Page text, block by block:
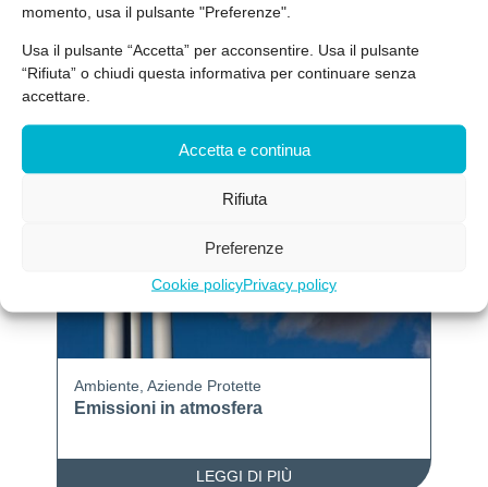
momento, usa il pulsante "Preferenze".
Usa il pulsante “Accetta” per acconsentire. Usa il pulsante
“Rifiuta” o chiudi questa informativa per continuare senza
accettare.
Accetta e continua
Rifiuta
Preferenze
Cookie policyPrivacy policy
tua azienda? Contattaci a
info@mandygroup.it
Ultimi post
Ambiente ,Aziende Protette
Emissioni in atmosfera
LEGGI DI PIÙ